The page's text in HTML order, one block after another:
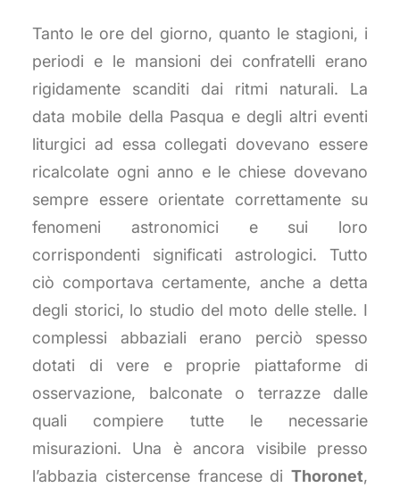
Tanto le ore del giorno, quanto le stagioni, i
periodi e le mansioni dei confratelli erano
rigidamente scanditi dai ritmi naturali. La
data mobile della Pasqua e degli altri eventi
liturgici ad essa collegati dovevano essere
ricalcolate ogni anno e le chiese dovevano
sempre essere orientate correttamente su
fenomeni astronomici e sui loro
corrispondenti significati astrologici. Tutto
ciò comportava certamente, anche a detta
degli storici, lo studio del moto delle stelle. I
complessi abbaziali erano perciò spesso
dotati di vere e proprie piattaforme di
osservazione, balconate o terrazze dalle
quali compiere tutte le necessarie
misurazioni. Una è ancora visibile presso
l’abbazia cistercense francese di Thoronet,